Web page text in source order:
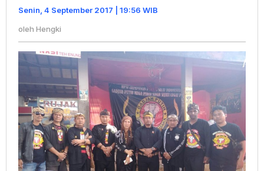
Budaya
Pasundan
Senin, 4 September 2017 | 19:56 WIB
oleh Hengki